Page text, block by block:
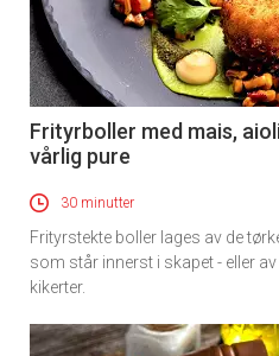
Frityrboller med mais,
vårlig pure
30 minutter
Frityrstekte boller lages av de
som står innerst i skapet - eller
kikerter.